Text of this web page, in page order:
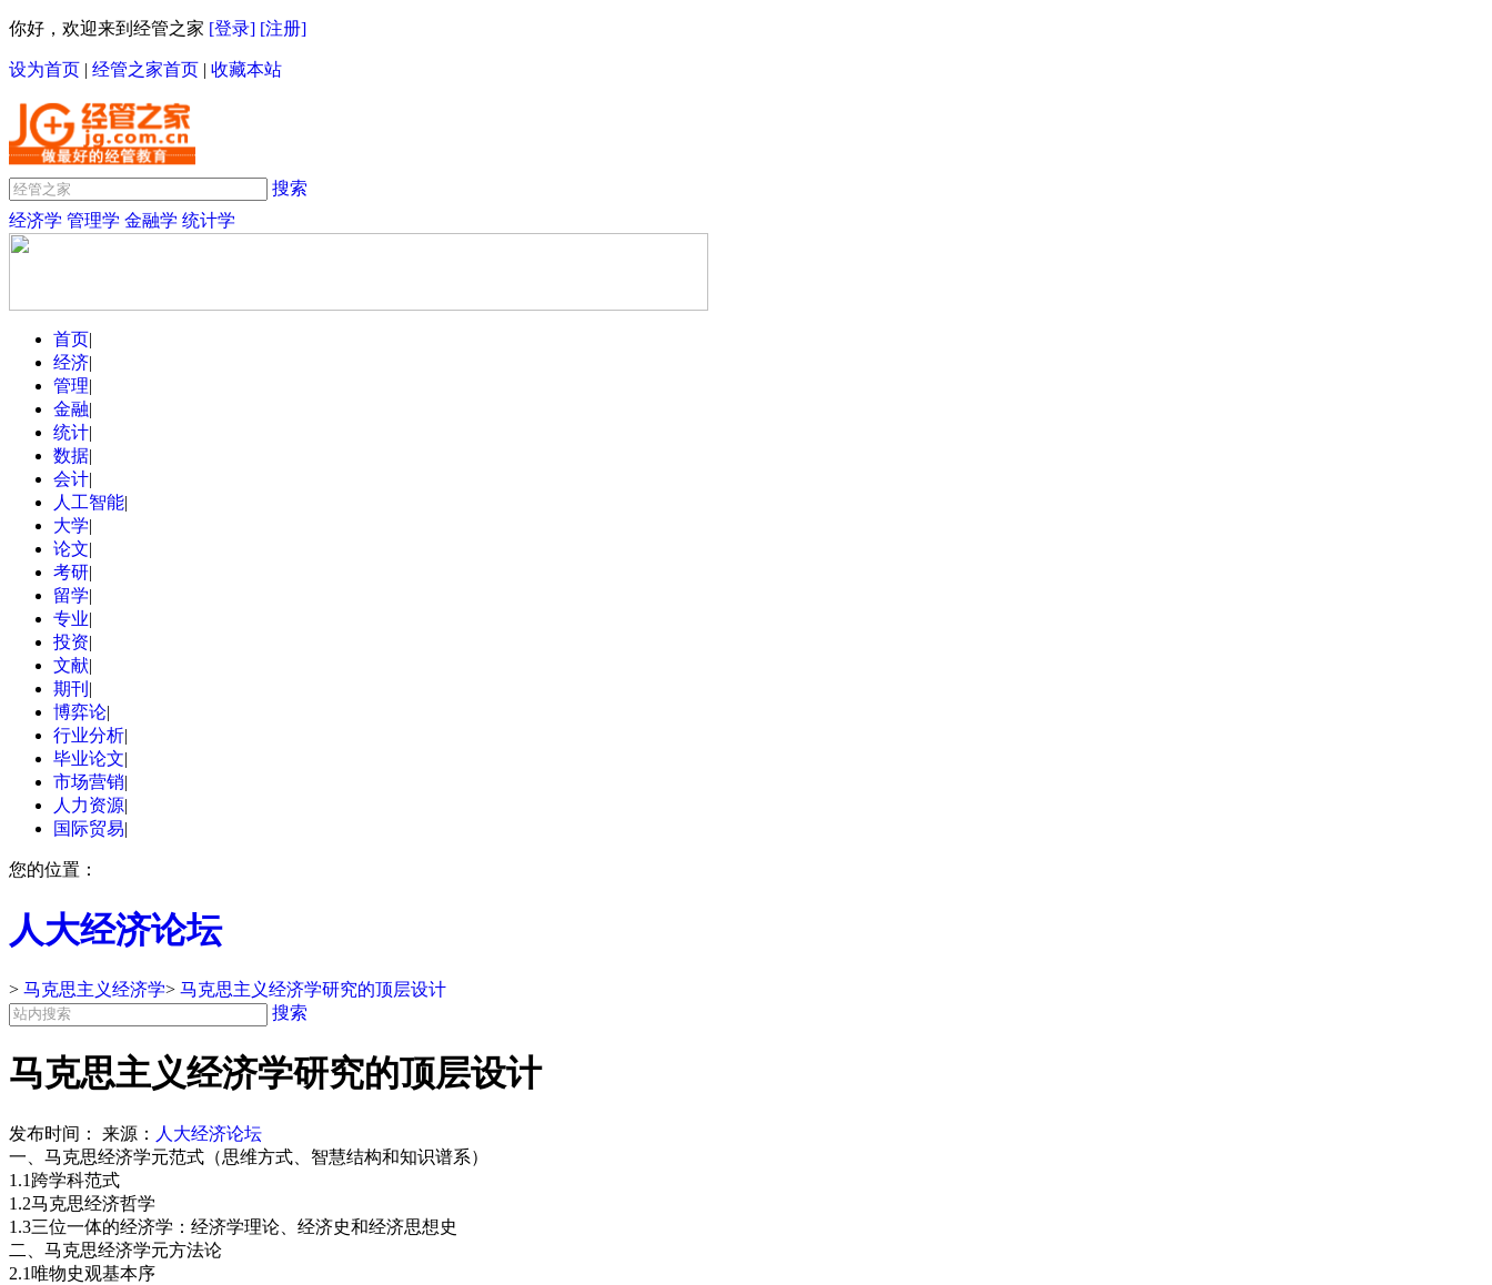
你好，欢迎来到经管之家 [登录] [注册]
设为首页 | 经管之家首页 | 收藏本站
搜索
经济学 管理学 金融学 统计学
首页|
经济|
管理|
金融|
统计|
数据|
会计|
人工智能|
大学|
论文|
考研|
留学|
专业|
投资|
文献|
期刊 |
博弈论|
行业分析|
毕业论文|
市场营销|
人力资源|
国际贸易|
您的位置：
人大经济论坛
> 马克思主义经济学> 马克思主义经济学研究的顶层设计
搜索
马克思主义经济学研究的顶层设计
发布时间： 来源： 人大经济论坛
一、马克思经济学元范式（思维方式、智慧结构和知识谱系）
1.1跨学科范式
1.2马克思经济哲学
1.3三位一体的经济学：经济学理论、经济史和经济思想史
二、马克思经济学元方法论
2.1唯物史观基本序